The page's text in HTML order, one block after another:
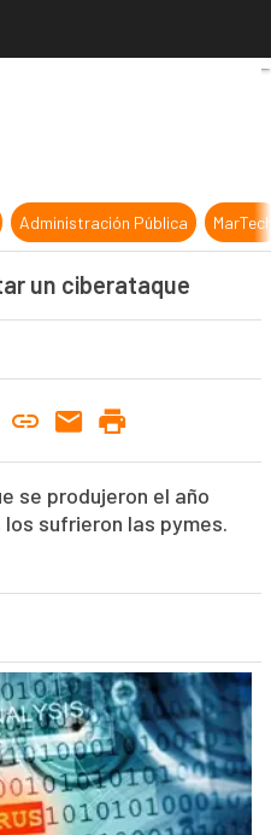
para evitar un
Administración Pública
un ciberataque
se produjeron el año
los sufrieron las pymes.